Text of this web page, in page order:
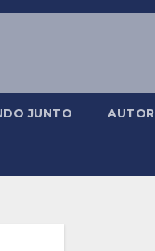
JUNTO AUTOR